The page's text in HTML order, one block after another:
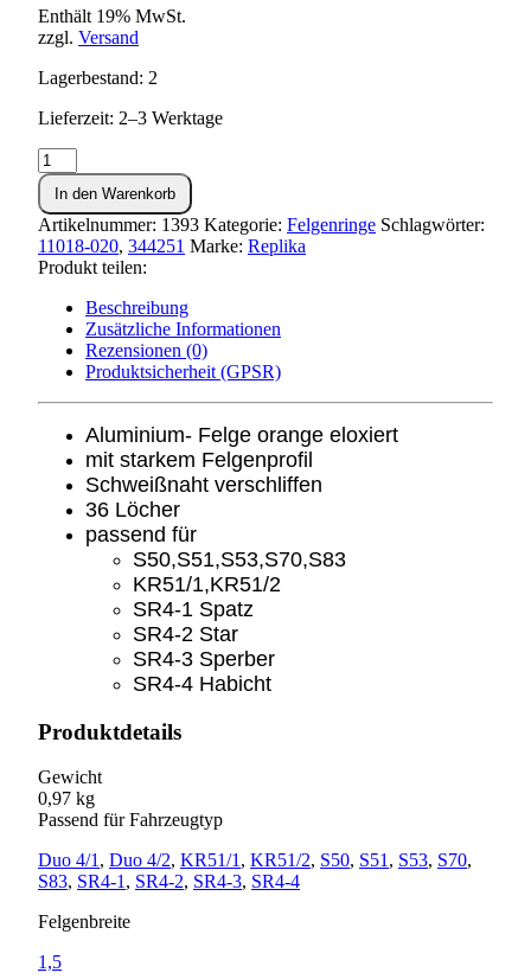
Enthält 19% MwSt.
zzgl. Versand
Lagerbestand: 2
Lieferzeit: 2–3 Werktage
Felge
1,5
x
16
Aluminium,
orange
Menge
In den Warenkorb
Artikelnummer: 1393 Kategorie: Felgenringe Schlagwörter:
11018-020, 344251 Marke: Replika
Produkt teilen:
Beschreibung
Zusätzliche Informationen
Rezensionen (0)
Produktsicherheit (GPSR)
Aluminium- Felge orange eloxiert
mit starkem Felgenprofil
Schweißnaht verschliffen
36 Löcher
passend für
S50,S51,S53,S70,S83
KR51/1,KR51/2
SR4-1 Spatz
SR4-2 Star
SR4-3 Sperber
SR4-4 Habicht
Produktdetails
Gewicht
0,97 kg
Passend für Fahrzeugtyp
Duo 4/1 , Duo 4/2, KR51/1 , KR51/2, S50, S51 , S53, S70,
S83, SR4-1 , SR4-2, SR4-3, SR4-4
Felgenbreite
1,5